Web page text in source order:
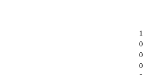
0
0
0
1